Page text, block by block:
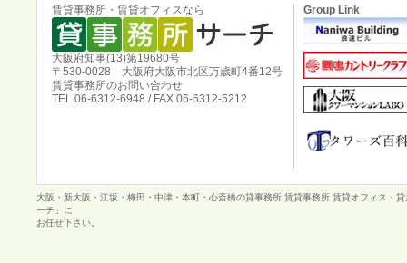
賃貸事務所・賃貸オフィスなら
大阪府知事(13)第19680号
〒530-0028 大阪府大阪市北区万歳町4番12号
賃貸事務所のお問い合わせ
TEL 06-6312-6948 / FAX 06-6312-5212
Group Link
大阪・新大阪・江坂・梅田・中津・本町・心斎橋の貸事務所 賃貸事務所 賃貸オフィス・
ーチ」に
お任せ下さい。